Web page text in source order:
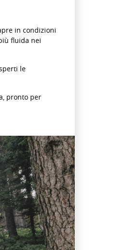
in condizioni
fluida nei
le
pronto per